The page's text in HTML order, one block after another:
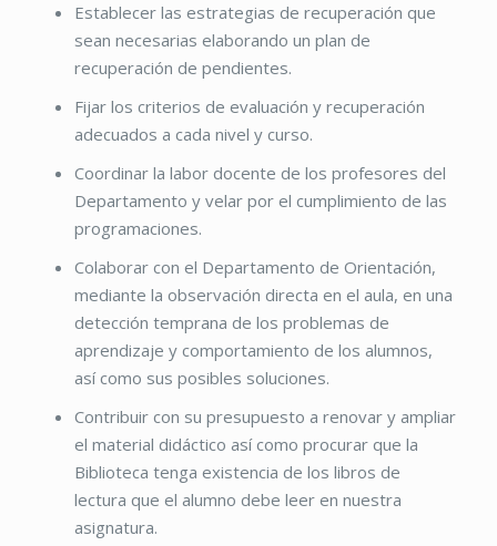
Establecer las estrategias de recuperación que
sean necesarias elaborando un plan de
recuperación de pendientes.
Fijar los criterios de evaluación y recuperación
adecuados a cada nivel y curso.
Coordinar la labor docente de los profesores del
Departamento y velar por el cumplimiento de las
programaciones.
Colaborar con el Departamento de Orientación,
mediante la observación directa en el aula, en una
detección temprana de los problemas de
aprendizaje y comportamiento de los alumnos,
así como sus posibles soluciones.
Contribuir con su presupuesto a renovar y ampliar
el material didáctico así como procurar que la
Biblioteca tenga existencia de los libros de
lectura que el alumno debe leer en nuestra
asignatura.